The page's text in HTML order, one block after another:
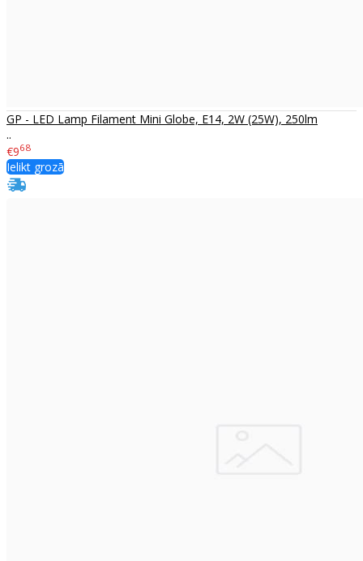
GP - LED Lamp Filament Mini Globe, E14, 2W (25W), 250lm
..
€968
Ielikt grozā